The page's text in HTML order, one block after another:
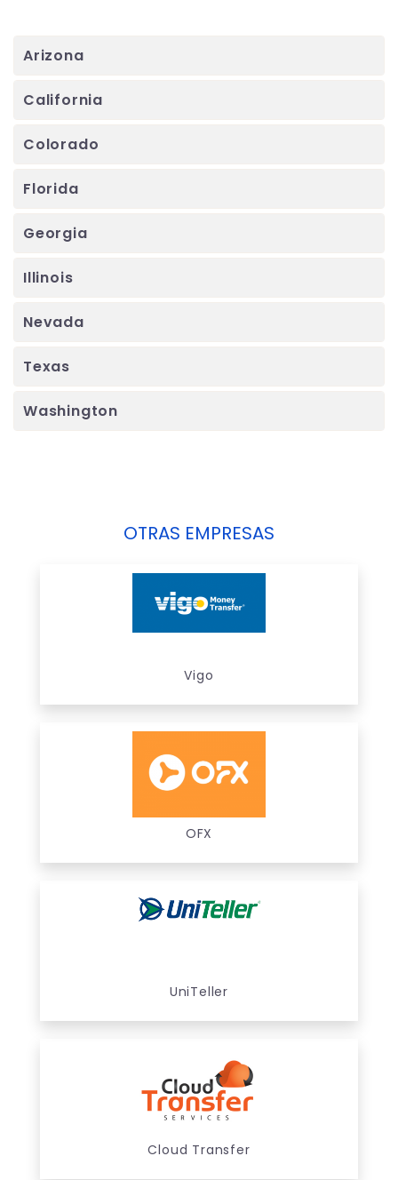
Arizona
California
Colorado
Florida
Georgia
Illinois
Nevada
Texas
Washington
OTRAS EMPRESAS
Vigo
OFX
UniTeller
Cloud Transfer